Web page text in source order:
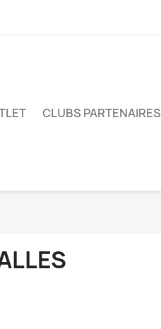
CLUBS PARTENAIRES